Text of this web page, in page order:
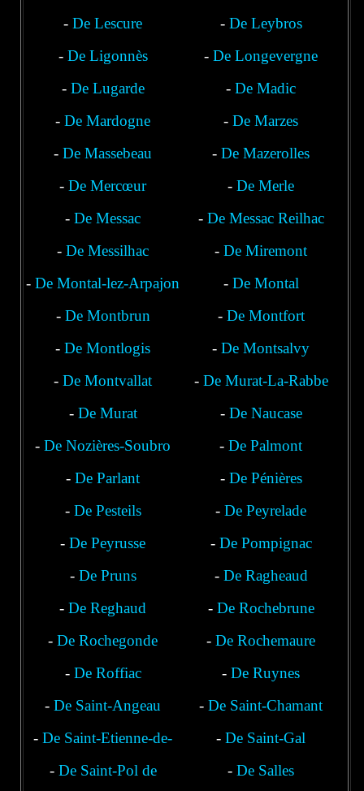
-De Lescure - De Leybros
- De Ligonnès -De Longevergne
- De Lugarde -De Madic
-De Mardogne -De Marzes
-De Massebeau -De Mazerolles
-De Mercœur -De Merle
-De Messac
Laroquebrou
- De Messac Reilhac
-De Messilhac -De Miremont
-De Montal-lez-Arpajon - De Montal
- De Montbrun - De Montfort
-De Montlogis -De Montsalvy
-De Montvallat - De Murat-La-Rabbe
- De Murat - De Naucase
-De Nozières-Soubro -De Palmont
-De Parlant - De Pénières
- De Pesteils -De Peyrelade
-De Peyrusse - De Pompignac
- De Pruns - De Ragheaud
-De Reghaud - De Rochebrune
-De Rochegonde -De Rochemaure
- De Roffiac -De Ruynes
-De Saint-Angeau -De Saint-Chamant
-De Saint-Etienne-de-
Chomeil
-De Saint-Gal
- De Saint-Pol de -De Salles